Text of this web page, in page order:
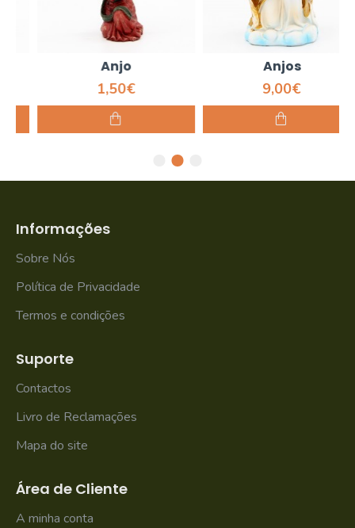
Anjo
1,50€
Anjos
9,00€
Informações
Sobre Nós
Política de Privacidade
Termos e condições
Suporte
Contactos
Livro de Reclamações
Mapa do site
Área de Cliente
A minha conta